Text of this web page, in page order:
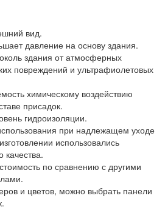
вид.
давление на основу здания.
здания от атмосферных
повреждений и ультрафиолетовых
химическому воздействию
присадок.
гидроизоляции.
при надлежащем уходе
использовались
по сравнению с другими
и цветов, можно выбрать панели